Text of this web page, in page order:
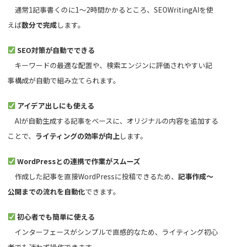
通常1記事書くのに1～2時間かかるところ、SEOWritingAIを使
えば数分で完成します。
SEO対策が自動でできる
キーワードの最適な配置や、検索エンジンに評価されやすい記
事構成が自動で組み立てられます。
アイデア出しにも使える
AIが自動生成する記事をベースに、オリジナルの内容を追加する
ことで、 ライティングの効率が向上 します。
WordPressとの連携で作業がスムーズ
作成した記事を直接WordPressに投稿できるため、 記事作成～
公開までの流れを自動化できます。
初心者でも簡単に使える
インターフェースがシンプルで直感的なため、ライティング初心